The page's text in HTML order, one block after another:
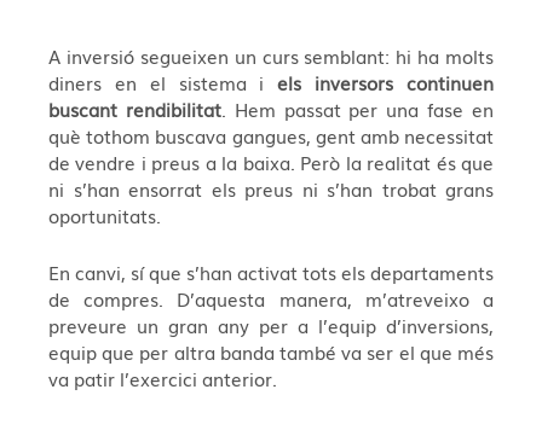
A inversió segueixen un curs semblant: hi ha molts
diners en el sistema iels inversors continuen
buscant rendibilitat. Hem passat per una fase en
què tothom buscava gangues, gent amb necessitat
de vendre i preus a la baixa. Però la realitat és que
ni s’han ensorrat els preus ni s’han trobat grans
oportunitats.
En canvi, sí que s’han activat tots els departaments
de compres. D’aquesta manera, m’atreveixo a
preveure un gran any per a l’equip d’inversions,
equip que per altra banda també va ser el que més
va patir l’exercici anterior.